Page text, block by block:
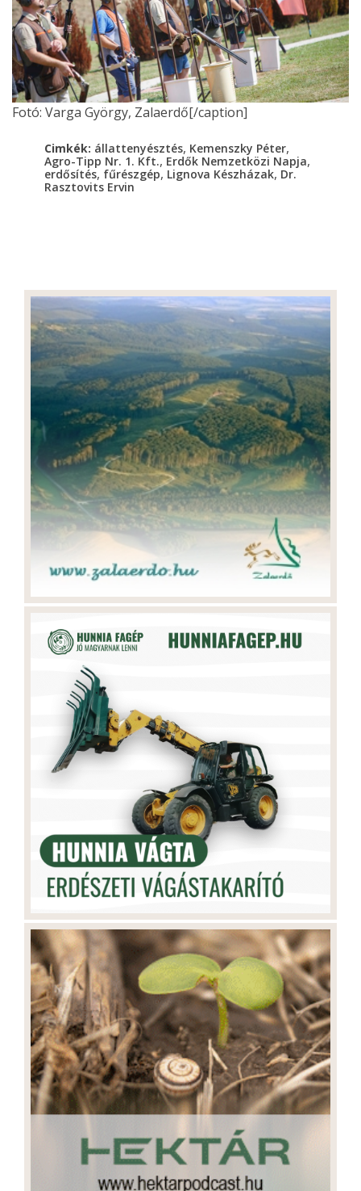
Fotó: Varga György, Zalaerdő[/caption]
Cimkék: állattenyésztés, Kemenszky Péter,
Agro-Tipp Nr. 1. Kft., Erdők Nemzetközi Napja,
erdősítés, fűrészgép, Lignova Készházak, Dr.
Rasztovits Ervin